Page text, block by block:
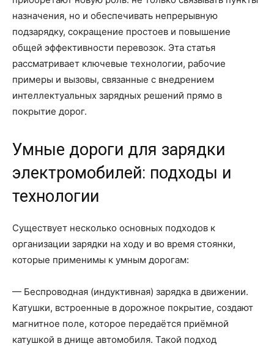
назначения, но и обеспечивать непрерывную
подзарядку, сокращение простоев и повышение
общей эффективности перевозок. Эта статья
рассматривает ключевые технологии, рабочие
примеры и вызовы, связанные с внедрением
интеллектуальных зарядных решений прямо в
покрытие дорог.
Умные дороги для зарядки
электромобилей: подходы и
технологии
Существует несколько основных подходов к
организации зарядки на ходу и во время стоянки,
которые применимы к умным дорогам:
— Беспроводная (индуктивная) зарядка в движении.
Катушки, встроенные в дорожное покрытие, создают
магнитное поле, которое передаётся приёмной
катушкой в днище автомобиля. Такой подход